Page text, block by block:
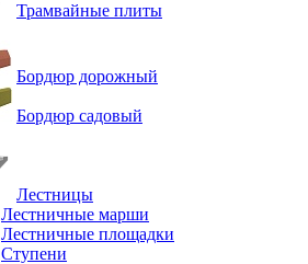
Трамвайные плиты
Бордюр дорожный
Бордюр садовый
Лестницы
Лестничные марши
Лестничные площадки
Ступени